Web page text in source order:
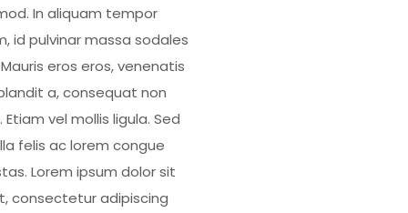
In aliquam tempor
id pulvinar massa sodales
eros eros, venenatis
a, consequat non
Etiam vel mollis ligula. Sed
felis ac lorem congue
Lorem ipsum dolor sit
consectetur adipiscing